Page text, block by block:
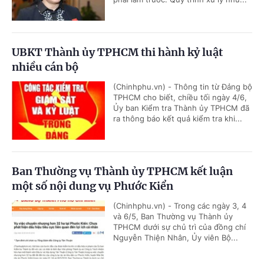
UBKT Thành ủy TPHCM thi hành kỷ luật
nhiều cán bộ
(Chinhphu.vn) - Thông tin từ Đảng bộ
TPHCM cho biết, chiều tối ngày 4/6,
Ủy ban Kiểm tra Thành ủy TPHCM đã
ra thông báo kết quả kiểm tra khi...
Ban Thường vụ Thành ủy TPHCM kết luận
một số nội dung vụ Phước Kiển
(Chinhphu.vn) - Trong các ngày 3, 4
và 6/5, Ban Thường vụ Thành ủy
TPHCM dưới sự chủ trì của đồng chí
Nguyễn Thiện Nhân, Ủy viên Bộ...